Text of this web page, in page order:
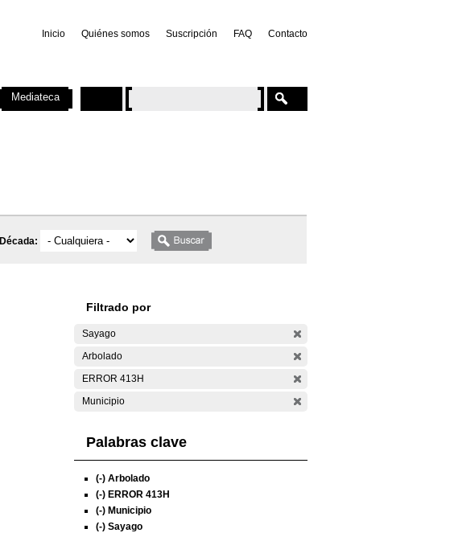
Inicio Quiénes somos Suscripción FAQ Contacto
Década:
Filtrado por
Sayago
Arbolado
ERROR 413H
Municipio
Palabras clave
(-) Arbolado
(-) ERROR 413H
(-) Municipio
(-) Sayago
Mediateca